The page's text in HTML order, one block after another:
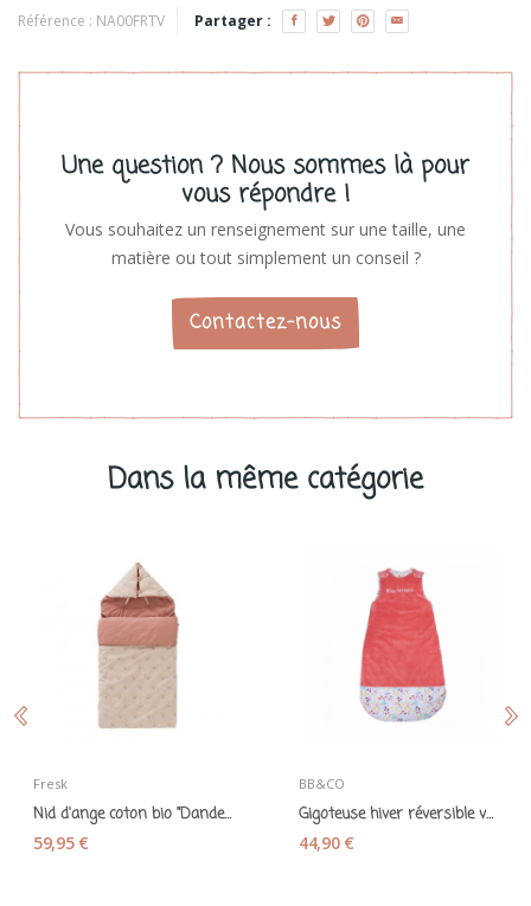
Référence : NA00FRTV Partager :
Une question ? Nous sommes là pour
vous répondre !
Vous souhaitez un renseignement sur une taille, une
matière ou tout simplement un conseil ?
Contactez-nous
Dans la même catégorie
Fresk
Nid d'ange coton bio "Dandelion" rose - Fresk
59,95 €
BB&CO
Gigoteuse hiver réversible velours et coton...
44,90 €